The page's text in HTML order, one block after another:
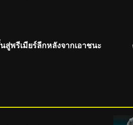
พรีเมียร์ลีกหลังจากเอาชนะ